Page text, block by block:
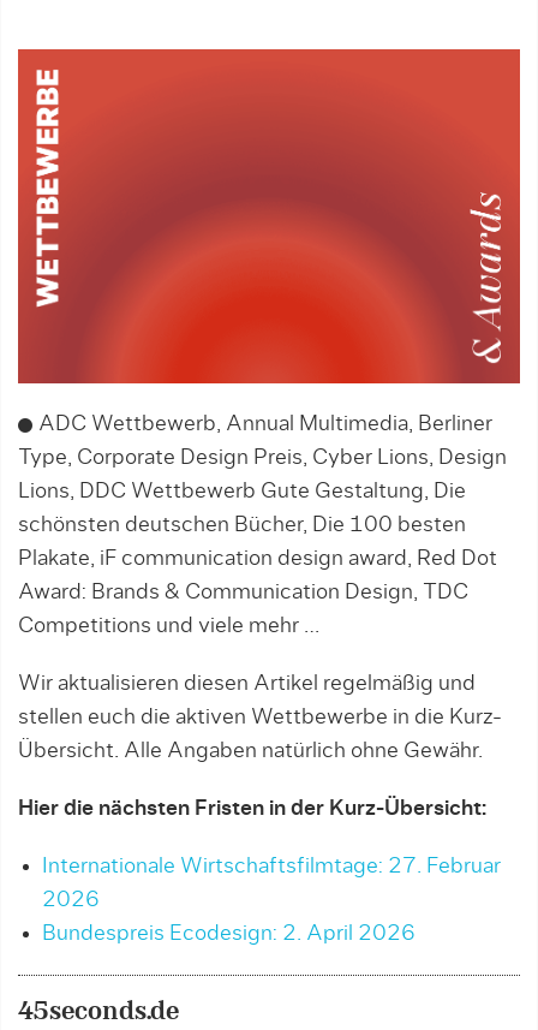
ADC Wettbewerb, Annual Multimedia, Berliner
Type, Corporate Design Preis, Cyber Lions, Design
Lions, DDC Wettbewerb Gute Gestaltung, Die
schönsten deutschen Bücher, Die 100 besten
Plakate, iF communication design award, Red Dot
Award: Brands & Communication Design, TDC
Competitions und viele mehr …
Wir aktualisieren diesen Artikel regelmäßig und
stellen euch die aktiven Wettbewerbe in die Kurz-
Übersicht. Alle Angaben natürlich ohne Gewähr.
Hier die nächsten Fristen in der Kurz-Übersicht:
Internationale Wirtschaftsfilmtage: 27. Februar
2026
Bundespreis Ecodesign: 2. April 2026
45seconds.de